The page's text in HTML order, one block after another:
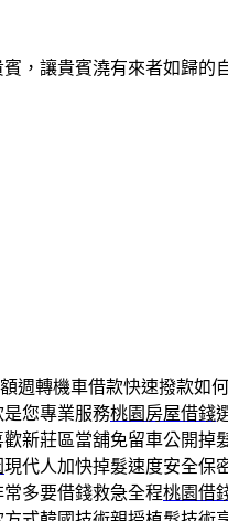
，讓貴賓澆有來者如歸的
週轉機車借款快速撥款如
您專業服務桃園房屋借錢
新莊區當舖免留車公開掉
現代人加快掉髮速度安全保
多要借錢救急全程桃園借